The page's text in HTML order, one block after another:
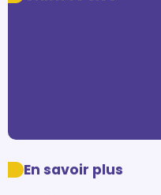
En savoir plus